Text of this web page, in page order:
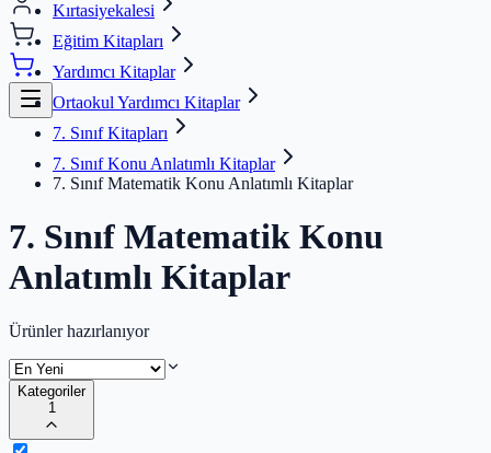
Kırtasiyekalesi
Eğitim Kitapları
Yardımcı Kitaplar
Ortaokul Yardımcı Kitaplar
7. Sınıf Kitapları
7. Sınıf Konu Anlatımlı Kitaplar
7. Sınıf Matematik Konu Anlatımlı Kitaplar
7. Sınıf Matematik Konu
Anlatımlı Kitaplar
Ürünler hazırlanıyor
Kategoriler
1